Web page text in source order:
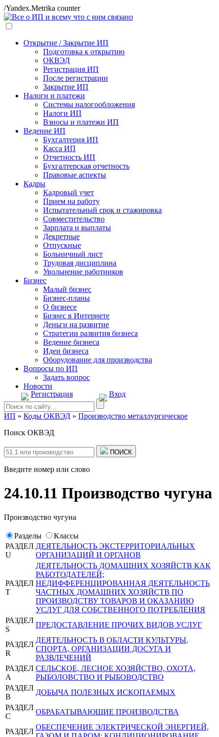
/Yandex.Metrika counter
Открытие / Закрытие ИП
Подготовка к открытию
ОКВЭД
Регистрация ИП
После регистрации
Закрытие ИП
Налоги и платежи
Системы налогообложения
Налоги ИП
Взносы и платежи ИП
Ведение ИП
Бухгалтерия ИП
Касса ИП
Отчетность ИП
Бухгалтерская отчетность
Правовые аспекты
Кадры
Кадровый учет
Прием на работу
Испытательный срок и стажировка
Совместительство
Зарплата и выплаты
Декретные
Отпускные
Больничный лист
Трудовая дисциплина
Увольнение работников
Бизнес
Малый бизнес
Бизнес-планы
О бизнесе
Бизнес в Интернете
Деньги на развитие
Стратегии развития бизнеса
Ведение бизнеса
Идеи бизнеса
Оборудование для производства
Вопросы по ИП
Задать вопрос
Новости
Регистрация
Вход
ИП » Коды ОКВЭД » Производство металлургическое
Поиск ОКВЭД
ПОИСК
Введите номер или слово
24.10.11 Производство чугуна
Производство чугуна
Разделы
Классы
РАЗДЕЛ
U
ДЕЯТЕЛЬНОСТЬ ЭКСТЕРРИТОРИАЛЬНЫХ
ОРГАНИЗАЦИЙ И ОРГАНОВ
РАЗДЕЛ
T
ДЕЯТЕЛЬНОСТЬ ДОМАШНИХ ХОЗЯЙСТВ КАК
РАБОТОДАТЕЛЕЙ;
НЕДИФФЕРЕНЦИРОВАННАЯ ДЕЯТЕЛЬНОСТЬ
ЧАСТНЫХ ДОМАШНИХ ХОЗЯЙСТВ ПО
ПРОИЗВОДСТВУ ТОВАРОВ И ОКАЗАНИЮ
УСЛУГ ДЛЯ СОБСТВЕННОГО ПОТРЕБЛЕНИЯ
РАЗДЕЛ
S
ПРЕДОСТАВЛЕНИЕ ПРОЧИХ ВИДОВ УСЛУГ
РАЗДЕЛ
R
ДЕЯТЕЛЬНОСТЬ В ОБЛАСТИ КУЛЬТУРЫ,
СПОРТА, ОРГАНИЗАЦИИ ДОСУГА И
РАЗВЛЕЧЕНИЙ
РАЗДЕЛ
A
СЕЛЬСКОЕ, ЛЕСНОЕ ХОЗЯЙСТВО, ОХОТА,
РЫБОЛОВСТВО И РЫБОВОДСТВО
РАЗДЕЛ
B
ДОБЫЧА ПОЛЕЗНЫХ ИСКОПАЕМЫХ
РАЗДЕЛ
C
ОБРАБАТЫВАЮЩИЕ ПРОИЗВОДСТВА
РАЗДЕЛ
ОБЕСПЕЧЕНИЕ ЭЛЕКТРИЧЕСКОЙ ЭНЕРГИЕЙ,